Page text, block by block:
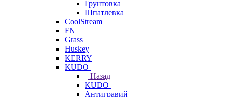
Грунтовка
Шпатлевка
CoolStream
FN
Grass
Huskey
KERRY
KUDO
Назад
KUDO
Антигравий